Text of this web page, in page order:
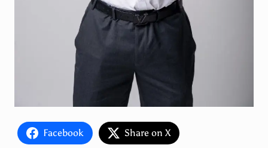
Facebook Share on X